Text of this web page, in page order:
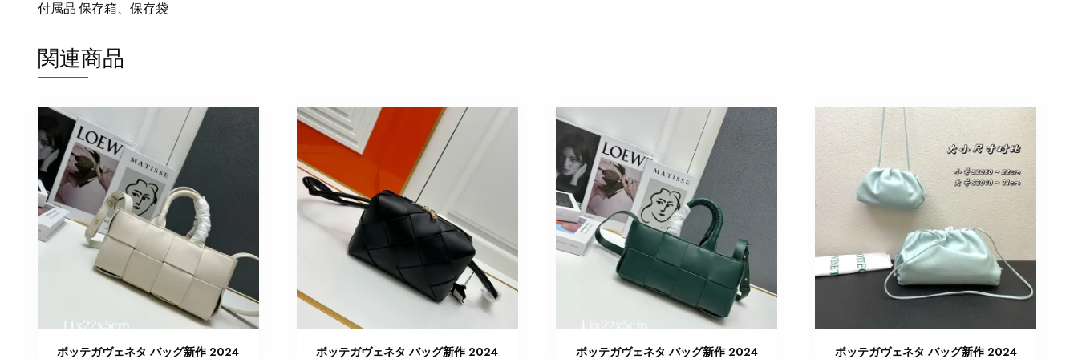
付属品 保存箱、保存袋
関連商品
ボッテガヴェネタ バッグ新作 2024 ボッテガヴェネタ バッグ新作 2024 ボッテガヴェネタ バッグ新作 2024 ボッテガヴェネタ バッグ新作 2024